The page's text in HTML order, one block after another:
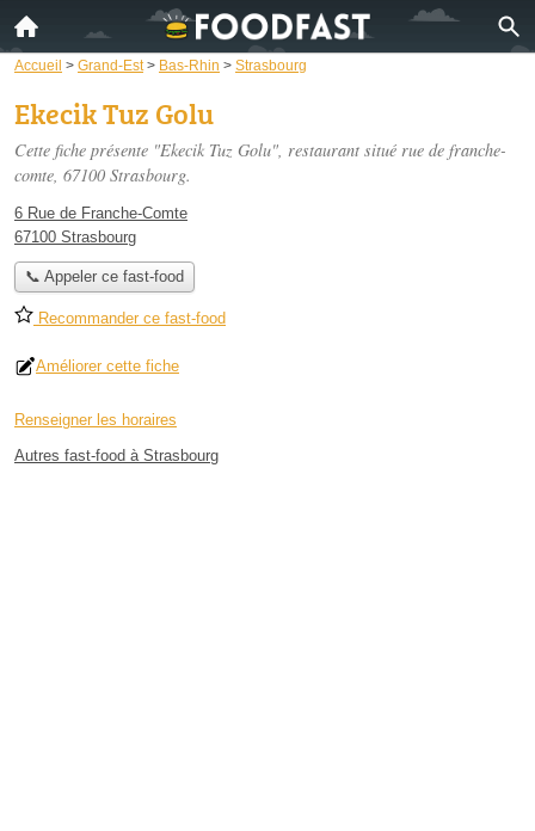
Accueil > Grand-Est > Bas-Rhin > Strasbourg
Ekecik Tuz Golu
Cette fiche présente "Ekecik Tuz Golu", restaurant situé rue de franche-
comte, 67100 Strasbourg.
6 Rue de Franche-Comte
67100 Strasbourg
📞 Appeler ce fast-food
Recommander ce fast-food
Améliorer cette fiche
Renseigner les horaires
Autres fast-food à Strasbourg